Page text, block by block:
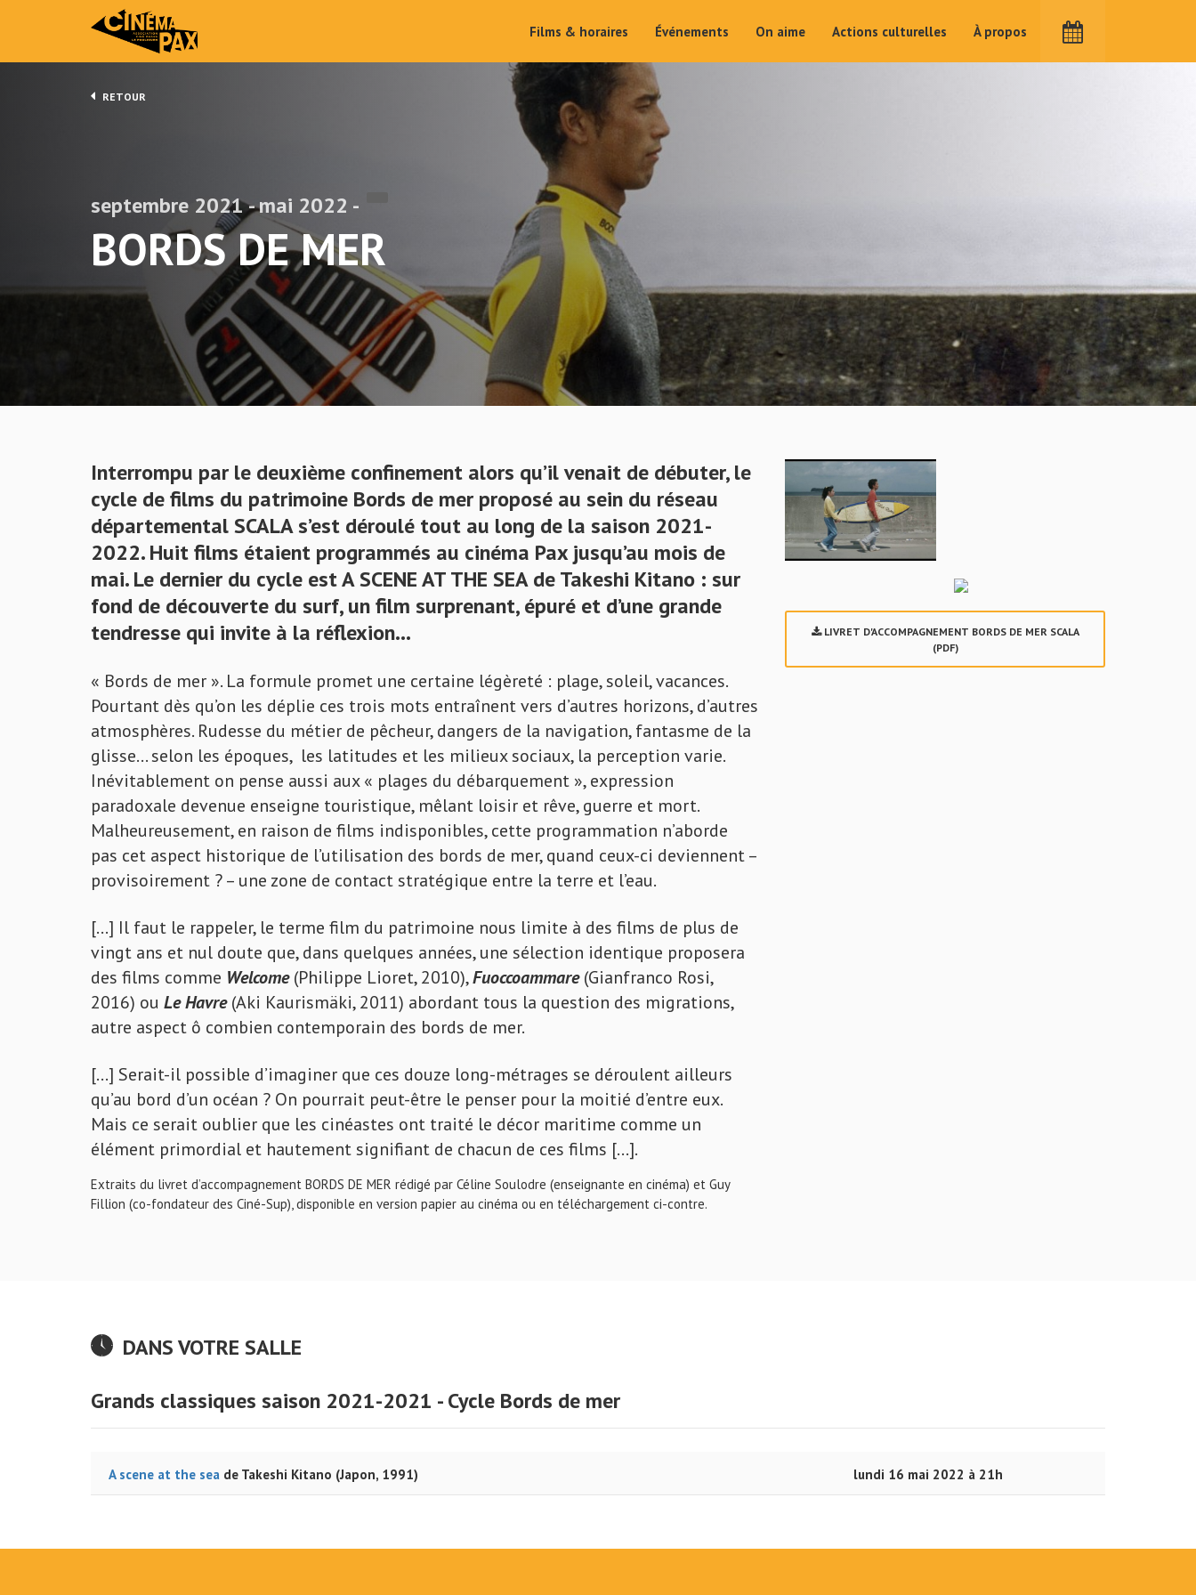
Films & horaires Événements On aime Actions culturelles À propos
RETOUR
septembre 2021 - mai 2022 -
BORDS DE MER
Interrompu par le deuxième confinement alors qu’il venait de débuter,le
cycle de films du patrimoine Bords de mer proposé au sein du réseau
départementalSCALAs’est déroulé tout au long de la saison 2021-
2022. Huit films étaient programmés au cinéma Pax jusqu’au mois de
mai. Le dernier du cycle est A SCENE AT THE SEA de Takeshi Kitano : sur
fond de découverte du surf, un film surprenant, épuré et d’une grande
tendresse qui invite à la réflexion…
« Bords de mer ». La formule promet une certaine légèreté : plage, soleil, vacances.
Pourtant dès qu’on les déplie ces trois mots entraînent vers d’autres horizons, d’autres
atmosphères. Rudesse du métier de pêcheur, dangers de la navigation, fantasme de la
glisse… selon les époques, les latitudes et les milieux sociaux, la perception varie.
Inévitablement on pense aussi aux « plages du débarquement », expression
paradoxale devenue enseigne touristique, mêlant loisir et rêve, guerre et mort.
Malheureusement, en raison de films indisponibles, cette programmation n’aborde
pas cet aspect historique de l’utilisation des bords de mer, quand ceux-ci deviennent –
provisoirement ? – une zone de contact stratégique entre la terre et l’eau.
[…] Il faut le rappeler, le terme film du patrimoine nous limite à des films de plus de
vingt ans et nul doute que, dans quelques années, une sélection identique proposera
des films comme Welcome(Philippe Lioret, 2010),Fuoccoammare(Gianfranco Rosi,
2016) ou Le Havre(Aki Kaurismäki, 2011) abordant tous la question des migrations,
autre aspect ô combien contemporain des bords de mer.
[…] Serait-il possible d’imaginer que ces douze long-métrages se déroulent ailleurs
qu’au bord d’un océan ? On pourrait peut-être le penser pour la moitié d’entre eux.
Mais ce serait oublier que les cinéastes ont traité le décor maritime comme un
élément primordial et hautement signifiant de chacun de ces films […].
Extraits du livret d’accompagnement BORDS DE MER rédigé par Céline Soulodre (enseignante en cinéma) et Guy
Fillion (co-fondateur des Ciné-Sup), disponible en version papier au cinéma ou en téléchargement ci-contre.
LIVRET D'ACCOMPAGNEMENT BORDS DE MER SCALA
(PDF)
DANS VOTRE SALLE
Grands classiques saison 2021-2021 - Cycle Bords de mer
A scene at the sea de Takeshi Kitano (Japon, 1991) lundi 16 mai 2022 à 21h